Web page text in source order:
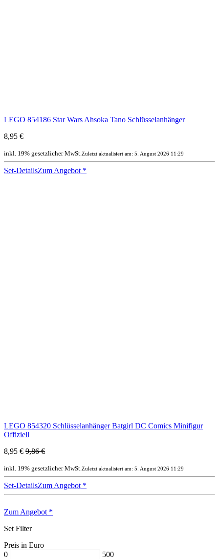
LEGO 854186 Star Wars Ahsoka Tano Schlüsselanhänger
8,95 €
inkl. 19% gesetzlicher MwSt. Zuletzt aktualisiert am: 5. August 2026 11:29
Set-DetailsZum Angebot *
LEGO 854320 Schlüsselanhänger Batgirl DC Comics Minifigur
Offiziell
8,95 € 9,86 €
inkl. 19% gesetzlicher MwSt. Zuletzt aktualisiert am: 5. August 2026 11:29
Set-DetailsZum Angebot *
Zum Angebot *
Set Filter
Preis in Euro
0
500